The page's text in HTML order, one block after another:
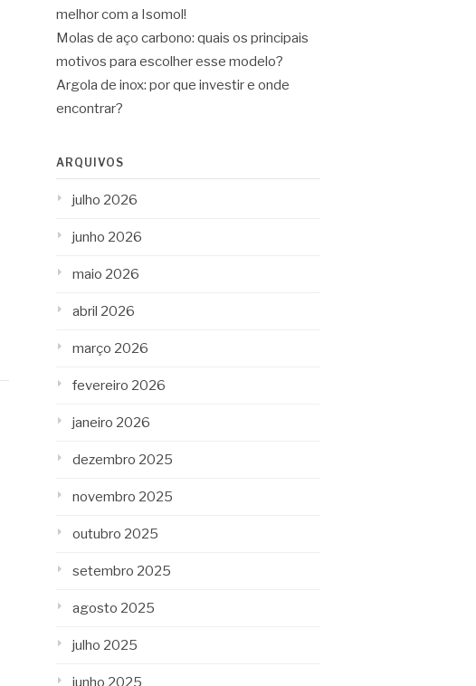
melhor com a Isomol!
Molas de aço carbono: quais os principais
motivos para escolher esse modelo?
Argola de inox: por que investir e onde
encontrar?
ARQUIVOS
julho 2026
junho 2026
maio 2026
abril 2026
março 2026
fevereiro 2026
janeiro 2026
dezembro 2025
novembro 2025
outubro 2025
setembro 2025
agosto 2025
julho 2025
junho 2025